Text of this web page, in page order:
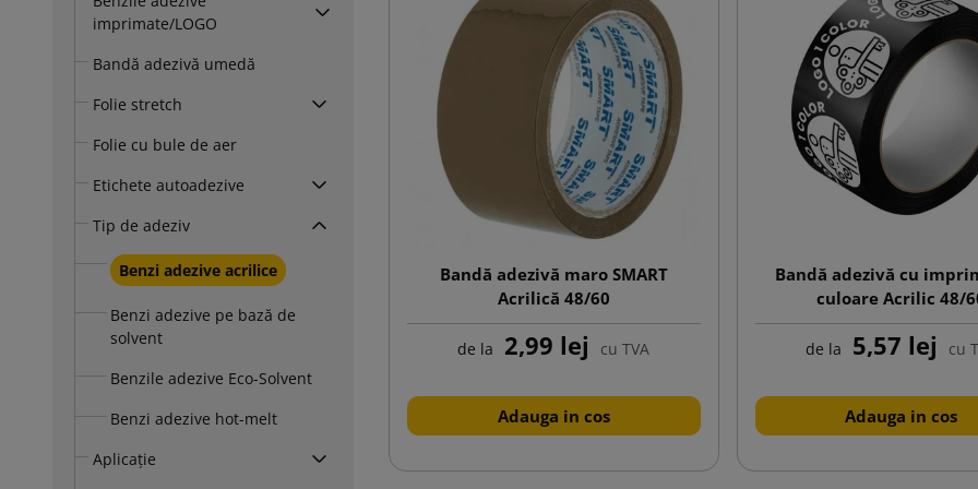
imprimate/LOGO
Bandă adezivă umedă
Folie stretch
Folie cu bule de aer
Etichete autoadezive
Tip de adeziv
Benzi adezive acrilice
Benzi adezive pe bază de
solvent
Benzile adezive Eco-Solvent
Benzi adezive hot-melt
Aplicație
Bandă adezivă maro SMART
Acrilică 48/60
de la 2,99 lej cu TVA
Adauga in cos
Bandă adezivă cu
culoare Acrilic 48/
de la 5,57 lej cu
Adauga in cos